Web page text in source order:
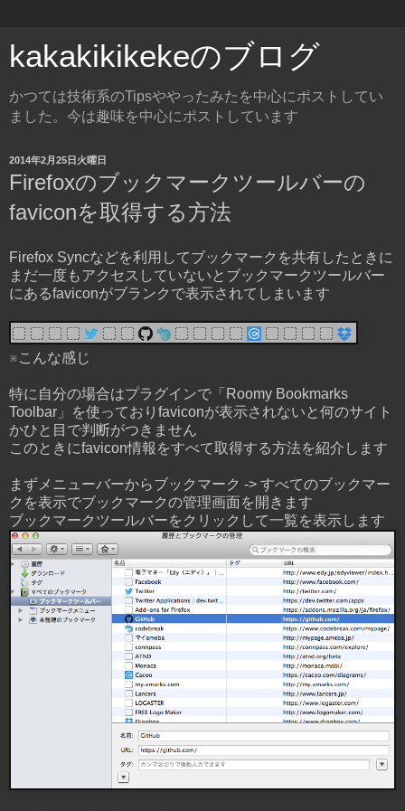
kakakikikekeのブログ
かつては技術系のTipsややったみたを中心にポストしてい
ました。今は趣味を中心にポストしています
2014年2月25日火曜日
Firefoxのブックマークツールバーの
faviconを取得する方法
Firefox Syncなどを利用してブックマークを共有したときに
まだ一度もアクセスしていないとブックマークツールバー
にあるfaviconがブランクで表示されてしまいます
※こんな感じ
特に自分の場合はプラグインで「Roomy Bookmarks
Toolbar」を使っておりfaviconが表示されないと何のサイト
かひと目で判断がつきません
このときにfavicon情報をすべて取得する方法を紹介します
まずメニューバーからブックマーク -> すべてのブックマー
クを表示でブックマークの管理画面を開きます
ブックマークツールバーをクリックして一覧を表示します